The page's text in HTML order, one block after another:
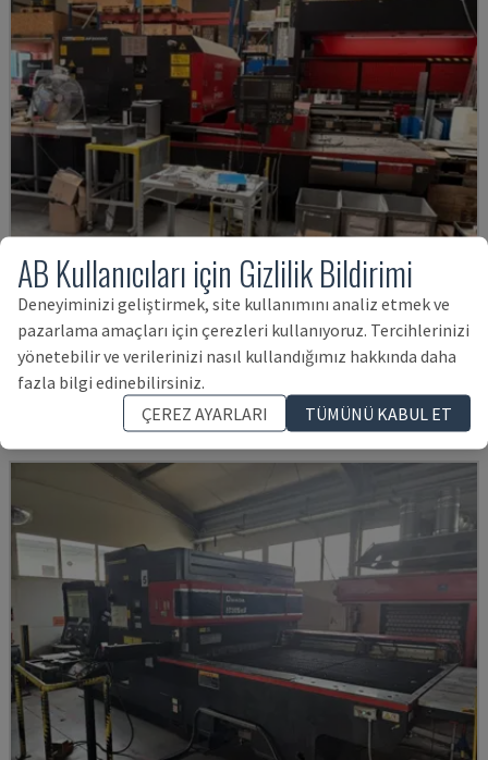
LC-2415ΑIII
AMADA - CO2 LAZER KESIM MAKINESI
İSVIÇRE 2000 23.000 SAAT
769,498 TL
AB Kullanıcıları için Gizlilik Bildirimi
Deneyiminizi geliştirmek, site kullanımını analiz etmek ve
pazarlama amaçları için çerezleri kullanıyoruz. Tercihlerinizi
yönetebilir ve verilerinizi nasıl kullandığımız hakkında daha
fazla bilgi edinebilirsiniz.
ÇEREZ AYARLARI
TÜMÜNÜ KABUL ET